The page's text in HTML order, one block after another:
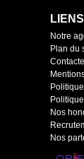
Notre
Plan du
Nos
Nos